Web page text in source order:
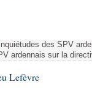
des SPV
ardennais sur la
Lefèvre